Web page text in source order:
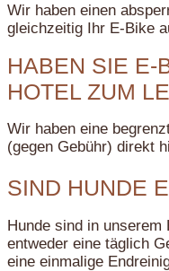
Wir haben einen
gleichzeitig Ihr E-Bike
HABEN SIE E-
HOTEL ZUM
Wir haben eine
(gegen Gebühr) direkt
SIND HUNDE
Hunde sind in
entweder eine täglich
eine einmalige